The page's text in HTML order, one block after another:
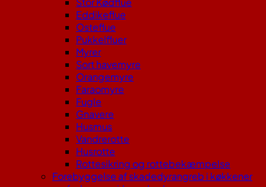
Eddikeflue
Osteflue
Pukkelfluer
Myrer
Sort havemyre
Orangemyre
Faraomyre
Fugle
Gnavere
Husmus
Vandrerotte
Husrotte
Rottesikring og rottebekæmpelse
Forebyggelse af skadedyrangreb i køkkener